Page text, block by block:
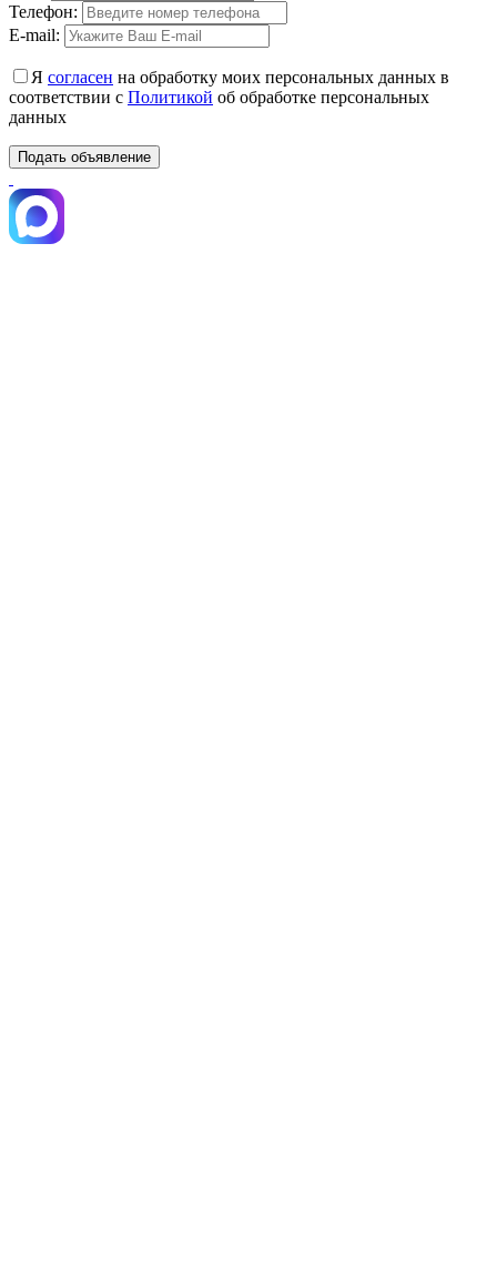
Телефон:
E-mail:
Я согласен на обработку моих персональных данных в
соответствии с Политикой об обработке персональных
данных